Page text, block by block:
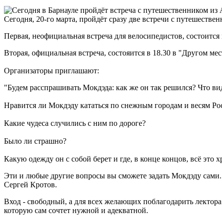
Сегодня, 20-го марта, пройдёт сразу две встречи с
Первая, неофициальная встреча для велосипедистов,
Вторая, официальная встреча, состояится в 18.30 в "Другом
Организаторы приглашают:
"Будем расспрашивать Мокдэда: как же он так решился? Что
Нравится ли Мокдэду кататься по снежным городам и весям
Какие чудеса случились с ним по дороге?
Было ли страшно?
Какую одежду он с собой берет и где, в конце концов, всё это
Эти и любые другие вопросы вы сможете задать Мокдэду сами.
Сергей Кротов.
Вход - свободный, а для всех желающих поблагодарить
которую сам сочтет нужной и адекватной.